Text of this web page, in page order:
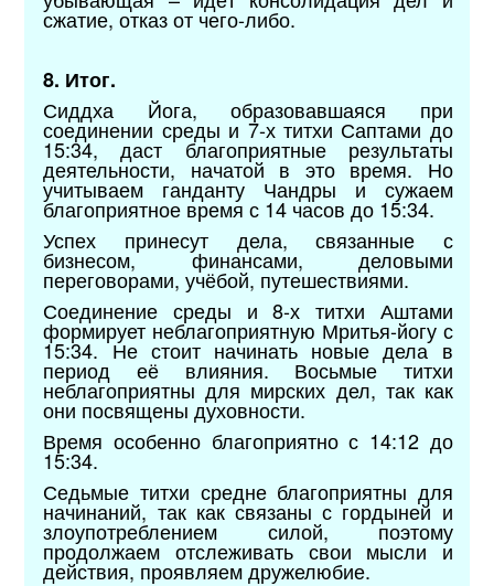
сжатие, отказ от чего-либо.
8. Итог.
Сиддха Йога, образовавшаяся при
соединении среды и 7-х титхи Саптами до
15:34, даст благоприятные результаты
деятельности, начатой в это время. Но
учитываем ганданту Чандры и сужаем
благоприятное время с 14 часов до 15:34.
Успех принесут дела, связанные с
бизнесом, финансами, деловыми
переговорами, учёбой, путешествиями.
Соединение среды и 8-х титхи Аштами
формирует неблагоприятную Мритья-йогу с
15:34. Не стоит начинать новые дела в
период её влияния. Восьмые титхи
неблагоприятны для мирских дел, так как
они посвящены духовности.
Время особенно благоприятно с 14:12 до
15:34.
Седьмые титхи средне благоприятны для
начинаний, так как связаны с гордыней и
злоупотреблением силой, поэтому
продолжаем отслеживать свои мысли и
действия, проявляем дружелюбие.